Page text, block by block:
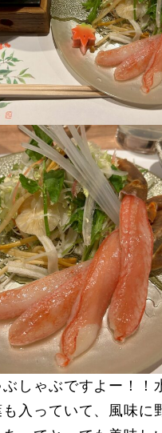
しゃぶですよー！！
入っていて、風味に